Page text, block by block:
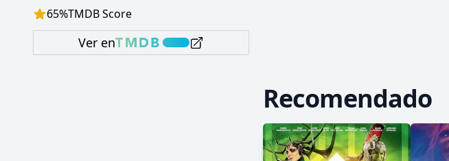
65%TMDB Score
Ver en
Recomendado